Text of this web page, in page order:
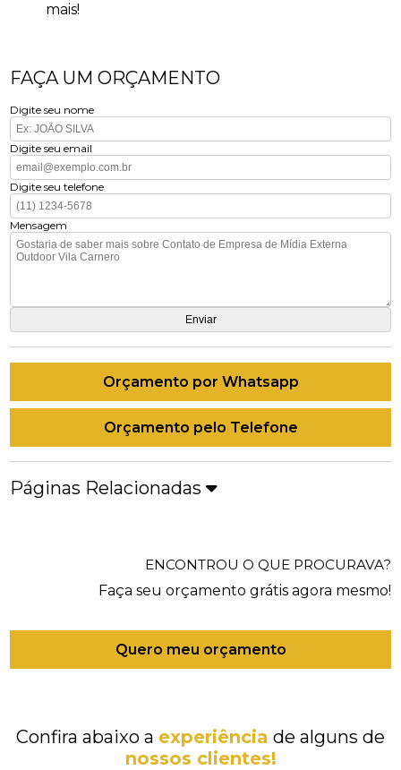
mais!
FAÇA UM ORÇAMENTO
Digite seu nome
Digite seu email
Digite seu telefone
Mensagem
Orçamento por Whatsapp
Orçamento pelo Telefone
Páginas Relacionadas
ENCONTROU O QUE PROCURAVA?
Faça seu orçamento grátis agora mesmo!
Quero meu orçamento
Confira abaixo a experiência de alguns de
nossos clientes!